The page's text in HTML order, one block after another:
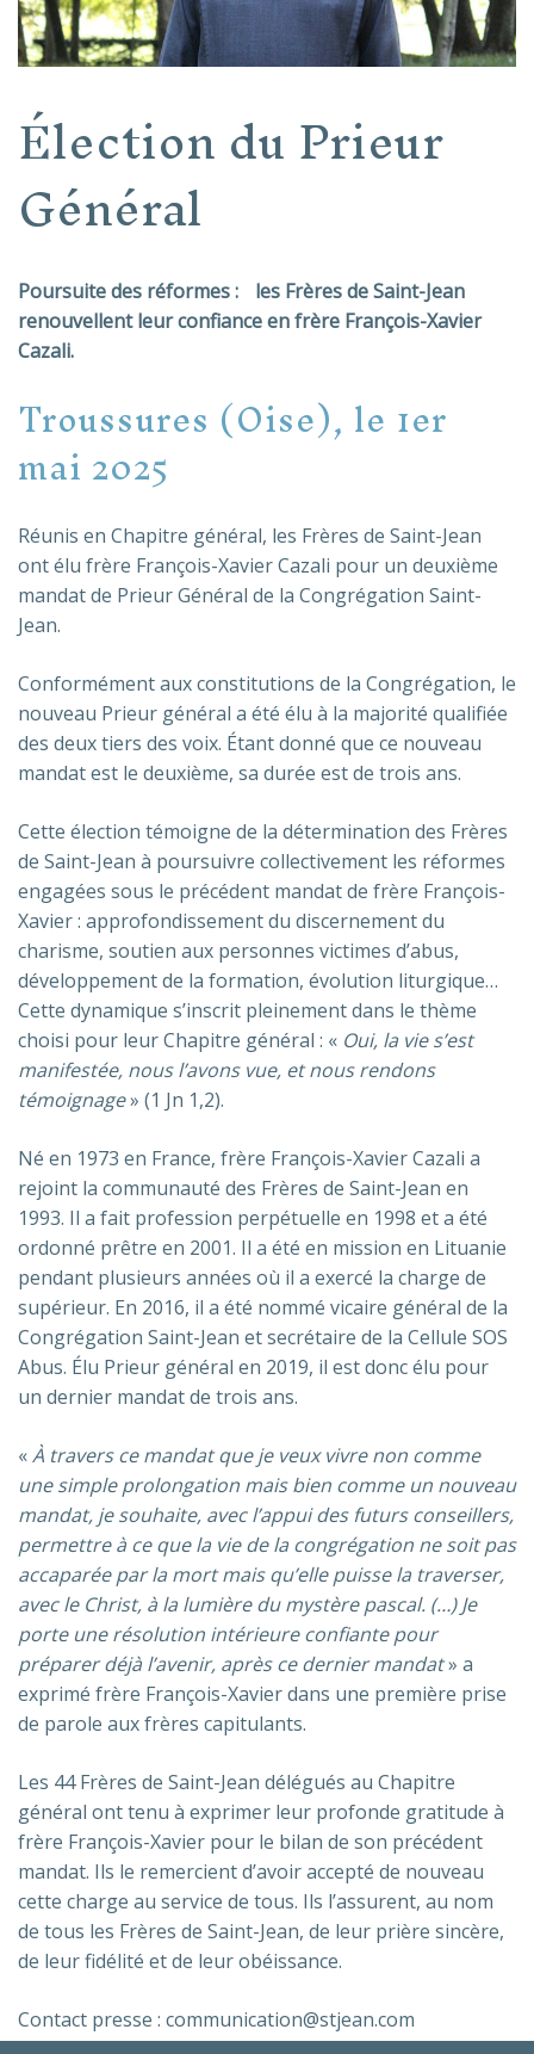
Élection du Prieur
Général
Poursuite des réformes : les Frères de Saint-Jean
renouvellent leur confiance en frère François-Xavier
Cazali.
Troussures (Oise), le 1er
mai 2025
Réunis en Chapitre général, les Frères de Saint-Jean
ont élu frère François-Xavier Cazali pour un deuxième
mandat de Prieur Général de la Congrégation Saint-
Jean.
Conformément aux constitutions de la Congrégation, le
nouveau Prieur général a été élu à la majorité qualifiée
des deux tiers des voix. Étant donné que ce nouveau
mandat est le deuxième, sa durée est de trois ans.
Cette élection témoigne de la détermination des Frères
de Saint-Jean à poursuivre collectivement les réformes
engagées sous le précédent mandat de frère François-
Xavier : approfondissement du discernement du
charisme, soutien aux personnes victimes d’abus,
développement de la formation, évolution liturgique…
Cette dynamique s’inscrit pleinement dans le thème
choisi pour leur Chapitre général : « Oui, la vie s’est
manifestée, nous l’avons vue, et nous rendons
témoignage» (1 Jn 1,2).
Né en 1973 en France, frère François-Xavier Cazali a
rejoint la communauté des Frères de Saint-Jean en
1993. Il a fait profession perpétuelle en 1998 et a été
ordonné prêtre en 2001. Il a été en mission en Lituanie
pendant plusieurs années où il a exercé la charge de
supérieur. En 2016, il a été nommé vicaire général de la
Congrégation Saint-Jean et secrétaire de la Cellule SOS
Abus. Élu Prieur général en 2019, il est donc élu pour
un dernier mandat de trois ans.
«À travers ce mandat que je veux vivre non comme
une simple prolongation mais bien comme un nouveau
mandat, je souhaite, avec l’appui des futurs conseillers,
permettre à ce que la vie de la congrégation ne soit pas
accaparée par la mort mais qu’elle puisse la traverser,
avec le Christ, à la lumière du mystère pascal. (…) Je
porte une résolution intérieure confiante pour
préparer déjà l’avenir, après ce dernier mandat» a
exprimé frère François-Xavier dans une première prise
de parole aux frères capitulants.
Les 44 Frères de Saint-Jean délégués au Chapitre
général ont tenu à exprimer leur profonde gratitude à
frère François-Xavier pour le bilan de son précédent
mandat. Ils le remercient d’avoir accepté de nouveau
cette charge au service de tous. Ils l’assurent, au nom
de tous les Frères de Saint-Jean, de leur prière sincère,
de leur fidélité et de leur obéissance.
Contact presse : communication@stjean.com